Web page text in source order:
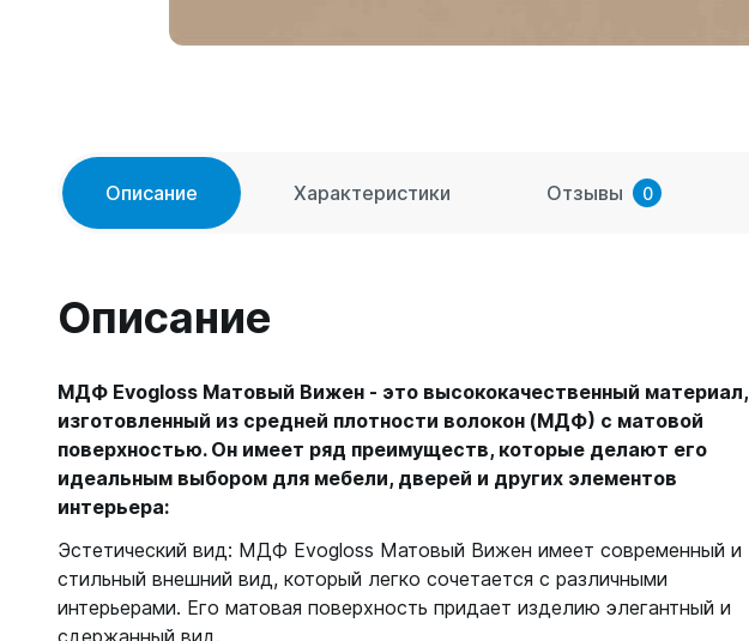
Описание Характеристики Отзывы 0
Описание
МДФ Evogloss Матовый Вижен - это высококачественный материал,
изготовленный из средней плотности волокон (МДФ) с матовой
поверхностью. Он имеет ряд преимуществ, которые делают его
идеальным выбором для мебели, дверей и других элементов
интерьера:
Эстетический вид: МДФ Evogloss Матовый Вижен имеет современный и
стильный внешний вид, который легко сочетается с различными
интерьерами. Его матовая поверхность придает изделию элегантный и